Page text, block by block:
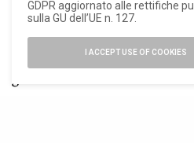
certificazioni antisismiche e
esecuzione e al basso
l’edificio altamente
gestione.
GDPR aggiornato alle rettifiche
sulla GU dell’UE n. 127.
I ACCEPT USE OF COOKIES